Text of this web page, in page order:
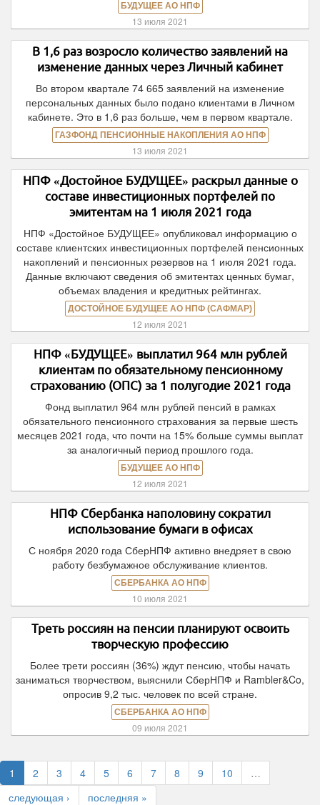
БУДУЩЕЕ АО НПФ
13 июля 2021
В 1,6 раз возросло количество заявлений на
изменение данных через Личный кабинет
Во втором квартале 74 665 заявлений на изменение
персональных данных было подано клиентами в Личном
кабинете. Это в 1,6 раз больше, чем в первом квартале.
ГАЗФОНД ПЕНСИОННЫЕ НАКОПЛЕНИЯ АО НПФ
13 июля 2021
НПФ «Достойное БУДУЩЕЕ» раскрыл данные о
составе инвестиционных портфелей по
эмитентам на 1 июля 2021 года
НПФ «Достойное БУДУЩЕЕ» опубликовал информацию о
составе клиентских инвестиционных портфелей пенсионных
накоплений и пенсионных резервов на 1 июля 2021 года.
Данные включают сведения об эмитентах ценных бумаг,
объемах владения и кредитных рейтингах.
ДОСТОЙНОЕ БУДУЩЕЕ АО НПФ (САФМАР)
12 июля 2021
НПФ «БУДУЩЕЕ» выплатил 964 млн рублей
клиентам по обязательному пенсионному
страхованию (ОПС) за 1 полугодие 2021 года
Фонд выплатил 964 млн рублей пенсий в рамках
обязательного пенсионного страхования за первые шесть
месяцев 2021 года, что почти на 15% больше суммы выплат
за аналогичный период прошлого года.
БУДУЩЕЕ АО НПФ
12 июля 2021
НПФ Сбербанка наполовину сократил
использование бумаги в офисах
С ноября 2020 года СберНПФ активно внедряет в свою
работу безбумажное обслуживание клиентов.
СБЕРБАНКА АО НПФ
10 июля 2021
Треть россиян на пенсии планируют освоить
творческую профессию
Более трети россиян (36%) ждут пенсию, чтобы начать
заниматься творчеством, выяснили СберНПФ и Rambler&Co,
опросив 9,2 тыс. человек по всей стране.
СБЕРБАНКА АО НПФ
09 июля 2021
1 2 3 4 5 6 7 8 9 10
…
следующая ›
последняя »